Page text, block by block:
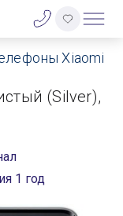
Xiaomi
(Silver),
1 год